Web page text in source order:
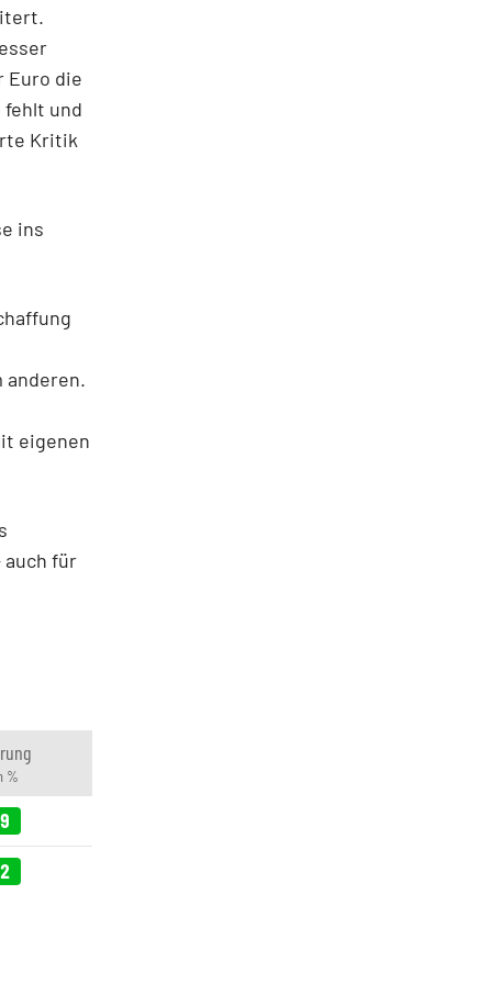
Euro die
und
Kritik
ins
anderen.
eigenen
auch für
%